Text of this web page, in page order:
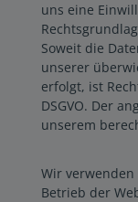
uns eine
Soweit die
unserer
erfolgt, ist
DSGVO. Der
unserem
Wir verwenden
Betrieb der